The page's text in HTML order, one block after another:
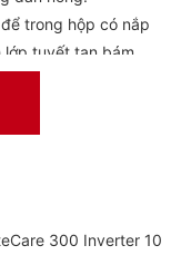
trong hộp có nắp
lớp tuyết tan bám
ăn mòn tủ (đặc
dẫn đến mất
300 Inverter 10